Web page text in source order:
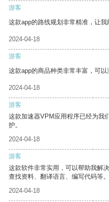
游客
这款app的路线规划非常精准，让我
2024-04-18
游客
这款app的商品种类非常丰富，可以
2024-04-18
游客
这款加速器VPM应用程序已经为我
护。
2024-04-18
游客
这款软件非常实用，可以帮助我解
查找资料、翻译语言、编写代码等。
2024-04-18